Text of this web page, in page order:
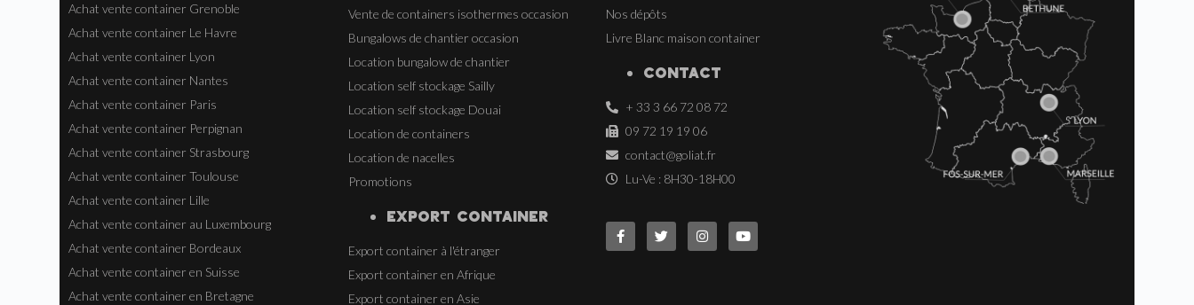
Achat vente container Grenoble
Achat vente container Le Havre
Achat vente container Lyon
Achat vente container Nantes
Achat vente container Paris
Achat vente container Perpignan
Achat vente container Strasbourg
Achat vente container Toulouse
Achat vente container Lille
Achat vente container au Luxembourg
Achat vente container Bordeaux
Achat vente container en Suisse
Achat vente container en Bretagne
Vente de containers isothermes occasion
Bungalows de chantier occasion
Location bungalow de chantier
Location self stockage Sailly
Location self stockage Douai
Location de containers
Location de nacelles
Promotions
EXPORT CONTAINER
Export container à l'étranger
Export container en Afrique
Export container en Asie
Nos dépôts
Livre Blanc maison container
CONTACT
+ 33 3 66 72 08 72
09 72 19 19 06
contact@goliat.fr
Lu-Ve : 8H30-18H00